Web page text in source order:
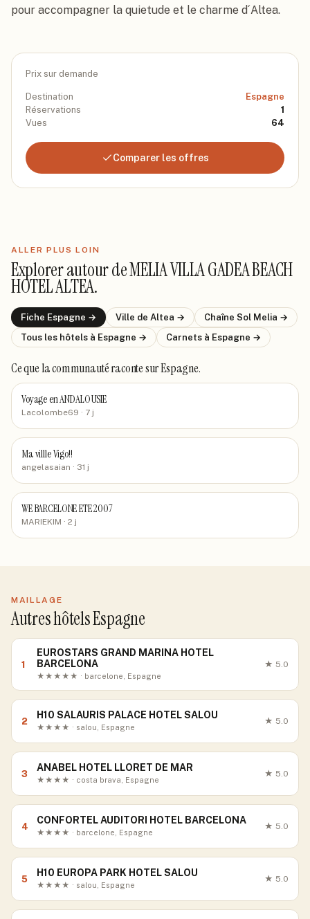
pour accompagner la quietude et le charme d´Altea.
Prix sur demande
Destination
Espagne
Réservations
1
Vues
64
Comparer les offres
ALLER PLUS LOIN
Explorer autour deMELIA VILLA GADEA BEACH
HOTEL ALTEA.
Fiche Espagne → Ville de Altea → Chaîne Sol Melia →
Tous les hôtels à Espagne → Carnets à Espagne →
Ce que la communauté racontesur Espagne.
Voyage en ANDALOUSIE
Lacolombe69 · 7 j
Ma villle Vigo!!
angelasaian · 31 j
WE BARCELONE ETE 2007
MARIEKIM · 2 j
MAILLAGE
Autres hôtels Espagne
1
EUROSTARS GRAND MARINA HOTEL
BARCELONA
★★★★★ · barcelone, Espagne
★ 5.0
2
H10 SALAURIS PALACE HOTEL SALOU
★★★★ · salou, Espagne
★ 5.0
3
ANABEL HOTEL LLORET DE MAR
★★★★ · costa brava, Espagne
★ 5.0
4
CONFORTEL AUDITORI HOTEL BARCELONA
★★★★ · barcelone, Espagne
★ 5.0
5
H10 EUROPA PARK HOTEL SALOU
★★★★ · salou, Espagne
★ 5.0